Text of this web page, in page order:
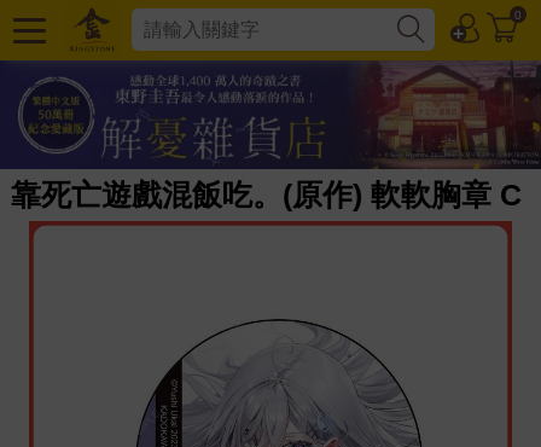
0
靠死亡遊戲混飯吃。(原作) 軟軟胸章 C